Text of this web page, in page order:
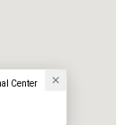
Center